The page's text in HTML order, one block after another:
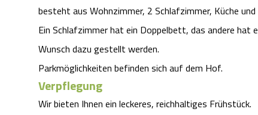
besteht aus Wohnzimmer, 2 Schlafzimmer, Küche und
Ein Schlafzimmer hat ein Doppelbett, das andere
Wunsch dazu gestellt werden.
Parkmöglichkeiten befinden sich auf dem Hof.
Verpflegung
Wir bieten Ihnen ein leckeres, reichhaltiges Frühstück.